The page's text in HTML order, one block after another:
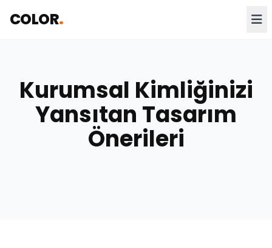
COLOR.
Kurumsal Kimliğinizi
Yansıtan Tasarım
Önerileri